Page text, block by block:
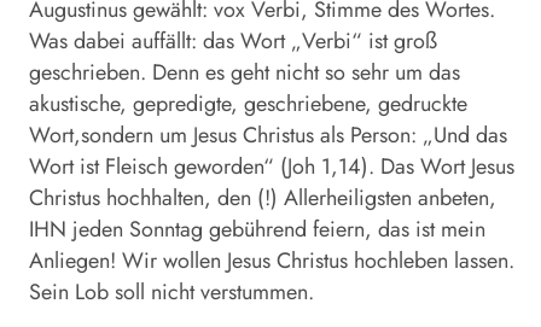
Augustinus gewählt: vox Verbi, Stimme des Wortes.
Was dabei auffällt: das Wort „Verbi“ ist groß
geschrieben. Denn es geht nicht so sehr um das
akustische, gepredigte, geschriebene, gedruckte
Wort,sondern um Jesus Christus als Person: „Und das
Wort ist Fleisch geworden“ (Joh 1,14). Das Wort Jesus
Christus hochhalten, den (!) Allerheiligsten anbeten,
IHN jeden Sonntag gebührend feiern, das ist mein
Anliegen! Wir wollen Jesus Christus hochleben lassen.
Sein Lob soll nicht verstummen.